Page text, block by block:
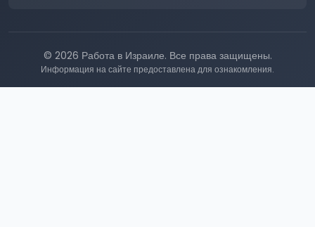
© 2026 Работа в Израиле. Все права защищены.
Информация на сайте предоставлена для ознакомления.